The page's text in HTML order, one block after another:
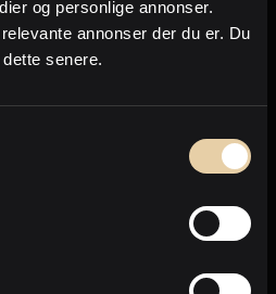
og personlige annonser.
annonser der du er. Du
senere.